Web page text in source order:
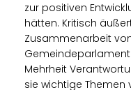
zur positiven
hätten. Kritisch
Zusammenarbeit
Mehrheit
sie wichtige Themen